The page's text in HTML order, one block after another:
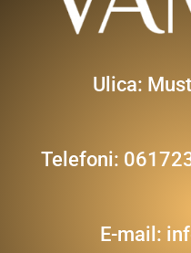
Ulica:
Telefoni:
E-mail: